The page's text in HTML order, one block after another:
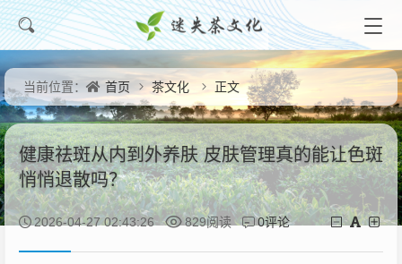
当前位置： 首页 茶文化 正文
健康祛斑从内到外养肤 皮肤管理真的能让色斑
悄悄退散吗？
2026-04-27 02:43:26 829阅读 0评论